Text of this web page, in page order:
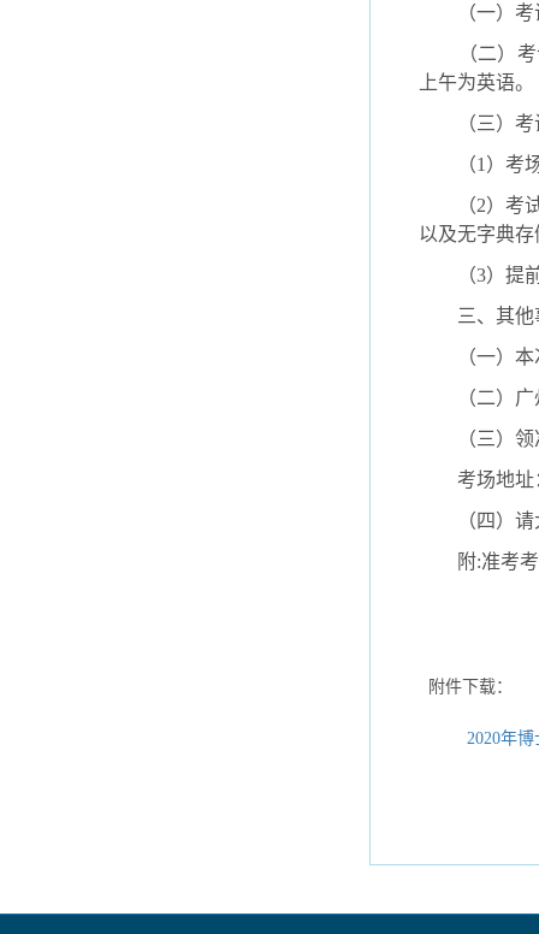
（一）考试
（二）考试
上午为英语。
（三）考
（1）考场
（2）考试
以及无字典
（3）提前
三、其他
（一）本次
（二）广州
（三）领准
考场地址：
（四）请
附:准考考
附件下载：
2020年